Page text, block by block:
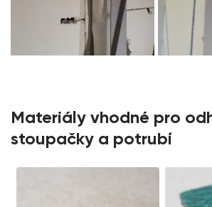
Materiály vhodné pro
stoupačky a potrubí